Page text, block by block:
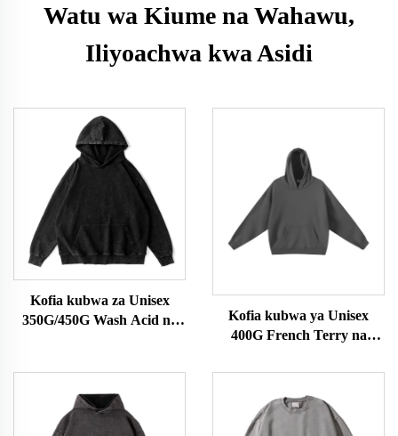
Watu wa Kiume na Wahawu,
Iliyoachwa kwa Asidi
Kofia kubwa za Unisex
350G/450G Wash Acid na
Kofia kubwa ya Unisex
400G French Terry na